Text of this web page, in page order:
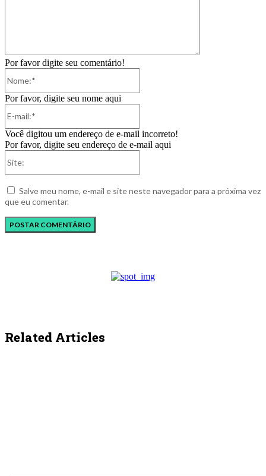
Por favor digite seu comentário!
Por favor, digite seu nome aqui
Você digitou um endereço de e-mail incorreto!
Por favor, digite seu endereço de e-mail aqui
Salve meu nome, e-mail e site neste navegador para a próxima vez
que eu comentar.
Related Articles